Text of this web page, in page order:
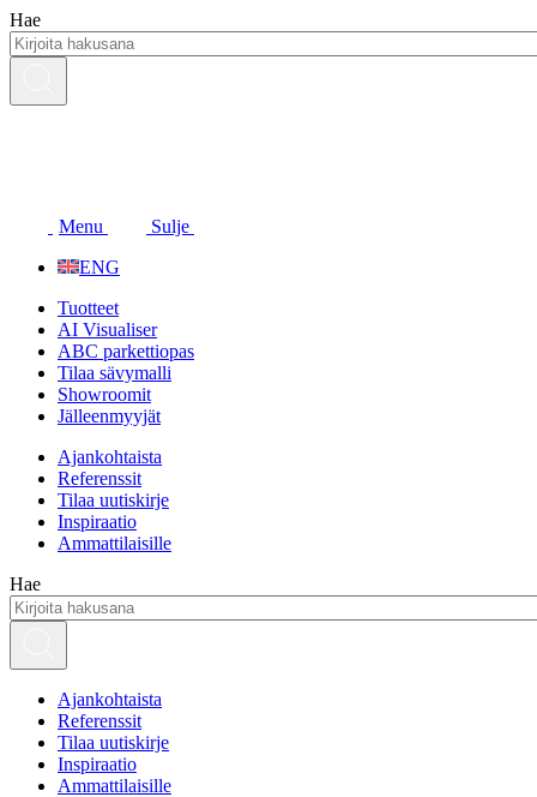
Siirry
sisältöön
Hae
Menu
Sulje
ENG
Tuotteet
AI Visualiser
ABC parkettiopas
Tilaa sävymalli
Showroomit
Jälleenmyyjät
Ajankohtaista
Referenssit
Tilaa uutiskirje
Inspiraatio
Ammattilaisille
Hae
Ajankohtaista
Referenssit
Tilaa uutiskirje
Inspiraatio
Ammattilaisille